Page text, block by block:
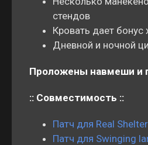
стендов
Кровать дает
Дневной и ночной
Проложены навмеши и
:: Совместимость ::
Патч для Real Shelter
Патч для Swinging